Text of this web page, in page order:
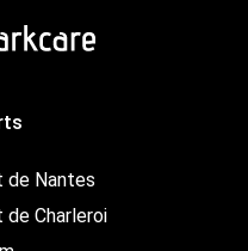
de Nantes
de Charleroi